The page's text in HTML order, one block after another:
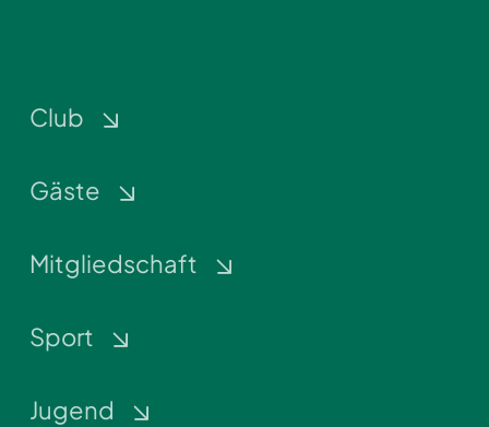
Club
Gäste
Mitgliedschaft
Sport
Jugend